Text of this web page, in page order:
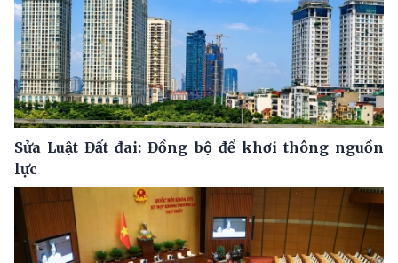
Sửa Luật Đất đai: Đồng bộ để khơi thông nguồn
lực